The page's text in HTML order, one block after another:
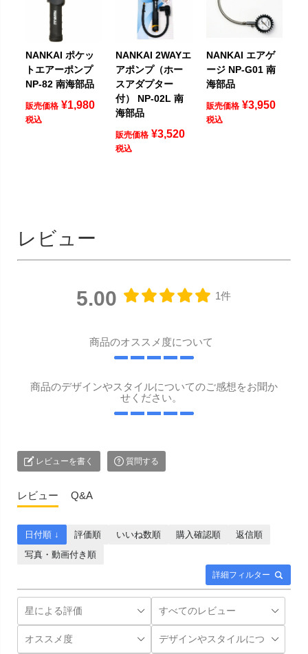
NANKAI ポケッ
トエアーポンプ
NP-82 南海部品
販売価格 ¥1,980
税込
NANKAI 2WAYエ
アポンプ（ホー
スアダプター
付） NP-02L 南
海部品
販売価格 ¥3,520
税込
NANKAI エアゲ
ージ NP-G01 南
海部品
販売価格 ¥3,950
税込
レビュー
5.00 1件
商品のオススメ度について
商品のデザインやスタイルについてのご感想をお聞か
せください。
レビューを書く 質問する
レビュー Q&A
詳細フィルター
日付順 ↓ 評価順 いいね数順 購入確認順
返信順
写真・動画付き順